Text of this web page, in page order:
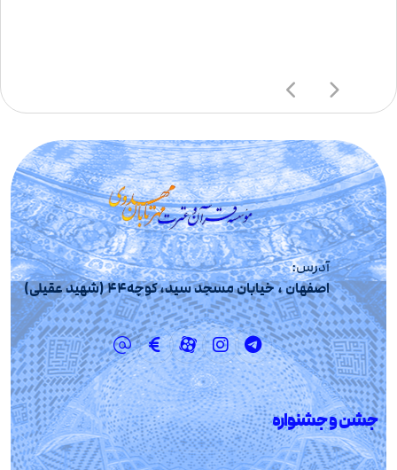
آدرس:
اصفهان ، خیابان مسجد سید، کوچه44 (شهید عقیلی)
جشن و جشنواره